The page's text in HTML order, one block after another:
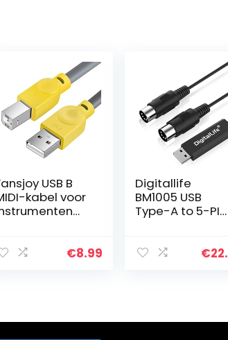
USB B
kabel voor
MIDI kabel
€8.99
Digitallife
BM1005 USB
Type-A to 5-PIN
Adapter – €